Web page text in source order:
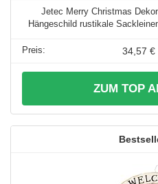
Jetec Merry Christmas
Hängeschild rustikale
34,57 €
ZUM TOP